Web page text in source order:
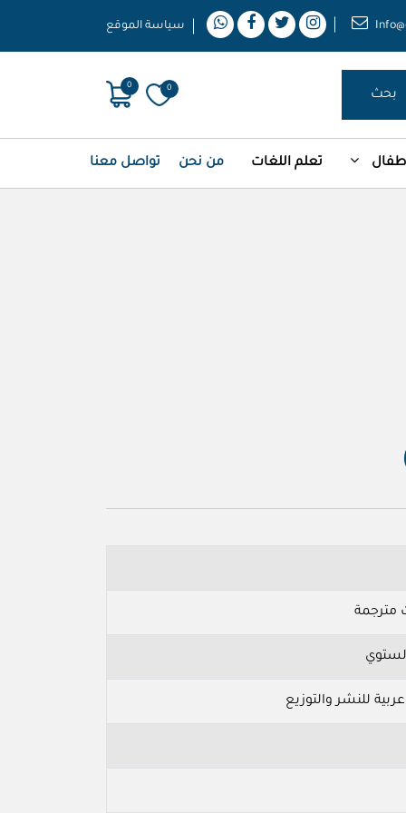
سياسة الموقع
بحث 0
0
تعلم اللغات من نحن تواصل معنا
مترجمة
للنشر والتوزيع